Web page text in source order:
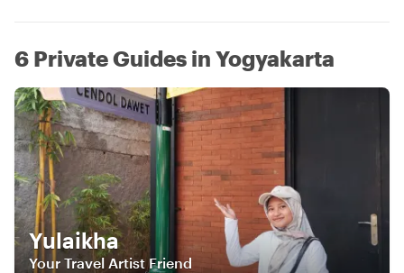
6 Private Guides in Yogyakarta
Yulaikha
Your Travel Artist Friend